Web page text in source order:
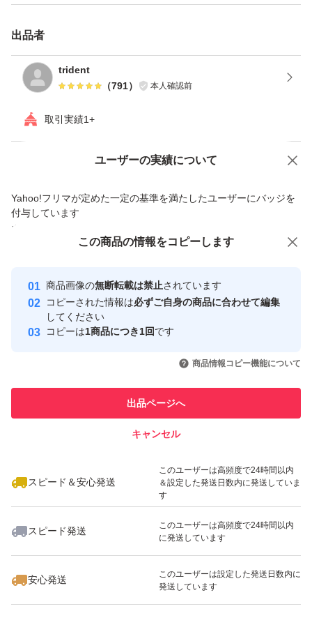
出品者
trident
（791） 本人確認前
取引実績1+
ユーザーの実績について
Yahoo!フリマが定めた一定の基準を満たしたユーザーにバッジを
付与しています
安心取引出品者
取引実績
取引実績◯+
このユーザーはYahoo!フリマの取
引を完了させた実績があります
での取引実績があります
スピード&安心発送
※このバッジは実績に基づく表示であり、発送を保証しているものではあり
スピード＆安心発送
このユーザーは高頻度で24時間以内
＆設定した発送日数内に発送していま
す
スピード発送
このユーザーは高頻度で24時間以内
に発送しています
安心発送
このユーザーは設定した発送日数内に
発送しています
Yahoo!オークションで出品した商品のため一部機能は利用できません
商品への質問からの値下げ交渉、不適切なカテゴリ変更依頼は禁止です
この商品の情報をコピーします
商品画像の無断転載は禁止されています
コピーされた情報は必ずご自身の商品に合わせて編集
してください
コピーは1商品につき1回です
商品情報コピー機能について
出品ページへ
キャンセル
この商品をみている人にオススメ